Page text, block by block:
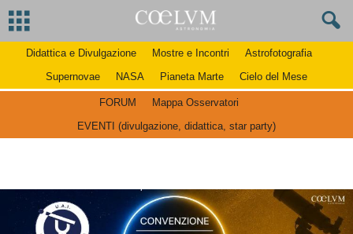
Didattica e Divulgazione Mostre e Incontri
Astrofotografia
Supernovae
NASA Pianeta Marte Cielo del Mese
FORUM
Mappa Osservatori
EVENTI (divulgazione, didattica, star party)